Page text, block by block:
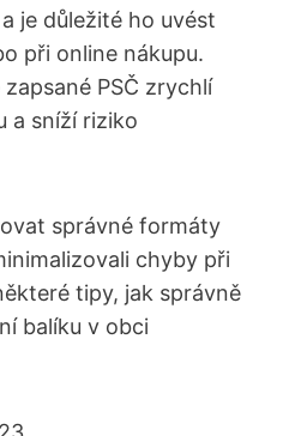
je důležité ho uvést
při online nákupu.
PSČ zrychlí
a sníží riziko
správné formáty
chyby při
tipy, jak správně
balíku v obci